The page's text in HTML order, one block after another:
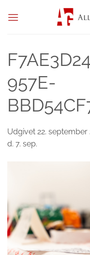
957E-
Udgivet 22. september
d. 7. sep.